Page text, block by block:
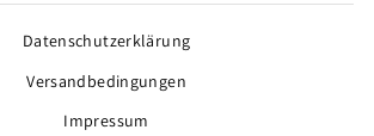
Datenschutzerklärung
Versandbedingungen
Impressum